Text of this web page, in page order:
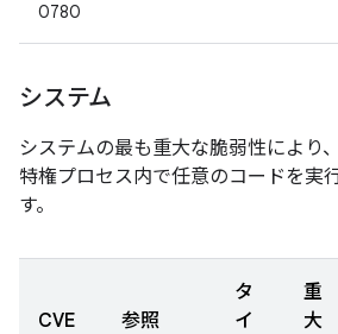
0780
システム
システムの最も重大な脆弱性により
特権プロセス内で任意のコードを実
す。
CVE 参照
タ
イ
重
大